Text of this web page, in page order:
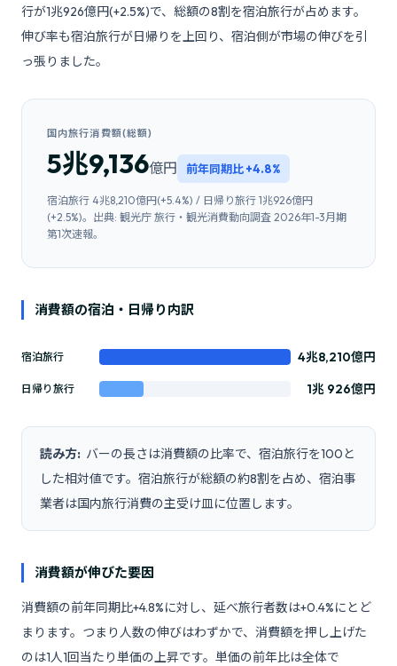
行が1兆926億円(+2.5%)で、総額の8割を宿泊旅行が占めます。
伸び率も宿泊旅行が日帰りを上回り、宿泊側が市場の伸びを引
っ張りました。
国内旅行消費額(総額)
5兆9,136億円 前年同期比 +4.8%
宿泊旅行 4兆8,210億円(+5.4%) / 日帰り旅行 1兆926億円
(+2.5%)。出典: 観光庁 旅行・観光消費動向調査 2026年1-3月期
第1次速報。
消費額の宿泊・日帰り内訳
宿泊旅行 4兆8,210億円
日帰り旅行 1兆 926億円
読み方: バーの長さは消費額の比率で、宿泊旅行を100と
した相対値です。宿泊旅行が総額の約8割を占め、宿泊事
業者は国内旅行消費の主受け皿に位置します。
消費額が伸びた要因
消費額の前年同期比+4.8%に対し、延べ旅行者数は+0.4%にとど
まります。つまり人数の伸びはわずかで、消費額を押し上げた
のは1人1回当たり単価の上昇です。単価の前年比は全体で